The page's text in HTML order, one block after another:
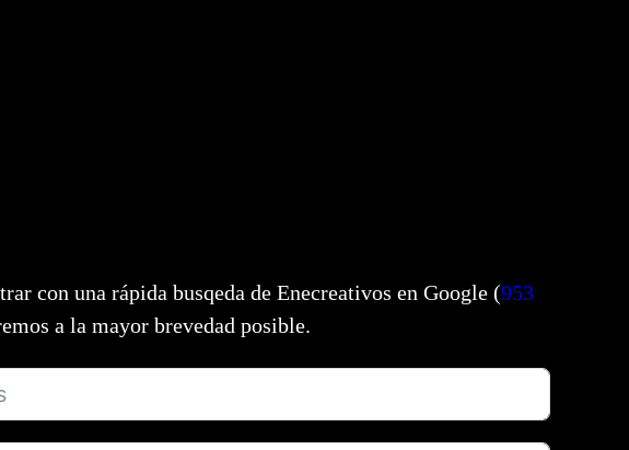
con una rápida busqeda de Enecreativos en Google (953
a la mayor brevedad posible.